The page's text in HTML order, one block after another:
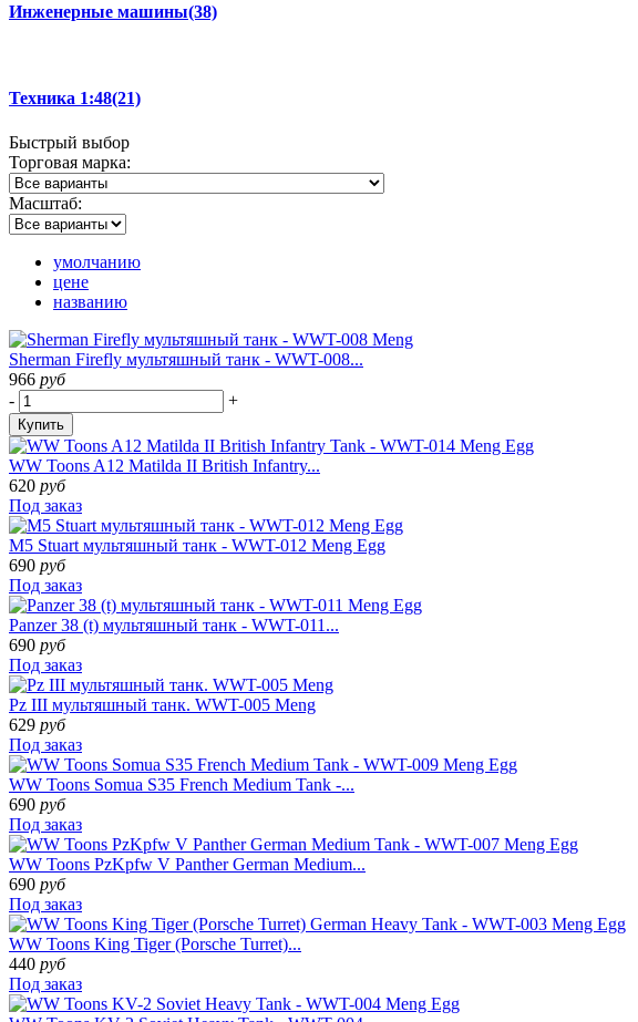
Инженерные машины(38)
Техника 1:48(21)
Быстрый выбор
Торговая марка:
Масштаб:
умолчанию
цене
названию
Sherman Firefly мультяшный танк - WWT-008...
966 руб
-
+
Купить
WW Toons A12 Matilda II British Infantry...
620 руб
Под заказ
M5 Stuart мультяшный танк - WWT-012 Meng Egg
690 руб
Под заказ
Panzer 38 (t) мультяшный танк - WWT-011...
690 руб
Под заказ
Pz III мультяшный танк. WWT-005 Meng
629 руб
Под заказ
WW Toons Somua S35 French Medium Tank -...
690 руб
Под заказ
WW Toons PzKpfw V Panther German Medium...
690 руб
Под заказ
WW Toons King Tiger (Porsche Turret)...
440 руб
Под заказ